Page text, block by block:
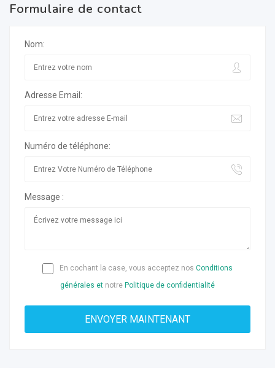
Formulaire de contact
Nom:
Adresse Email:
Numéro de téléphone:
Message :
En cochant la case, vous acceptez nos Conditions
générales et notre Politique de confidentialité